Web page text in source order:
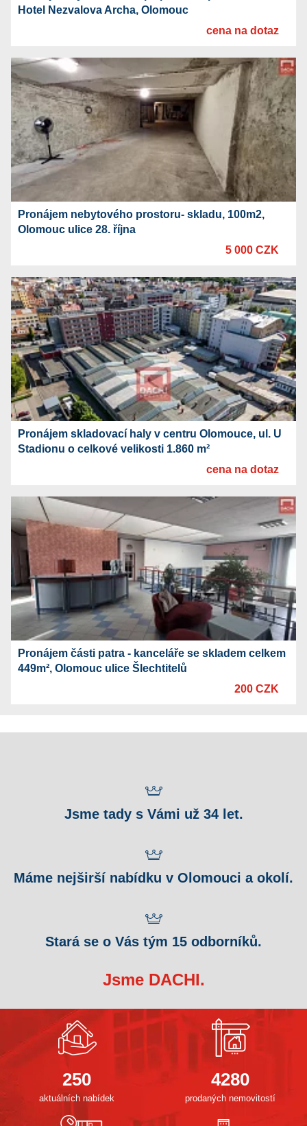
Hotel Nezvalova Archa, Olomouc
cena na dotaz
Pronájem nebytového prostoru- skladu, 100m2,
Olomouc ulice 28. října
5 000 CZK
Pronájem skladovací haly v centru Olomouce, ul. U
Stadionu o celkové velikosti 1.860 m²
cena na dotaz
Pronájem části patra - kanceláře se skladem celkem
449m², Olomouc ulice Šlechtitelů
200 CZK
Jsme tady s Vámi už 34 let.
Máme nejširší nabídku v Olomouci a okolí.
Stará se o Vás tým 15 odborníků.
Jsme DACHI.
250
aktuálních nabídek
4280
prodaných nemovitostí